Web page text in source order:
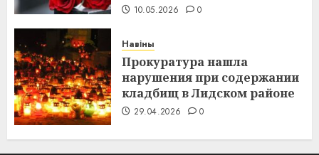
10.05.2026 0
Навіны
Прокуратура нашла
нарушения при содержании
кладбищ в Лидском районе
29.04.2026 0